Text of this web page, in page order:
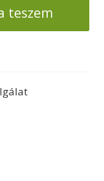
teszem